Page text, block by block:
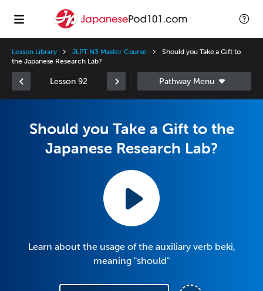
Lesson Library JLPT N3 Master Course
Should you Take a Gift to
the Japanese Research Lab?
Lesson 92
Should you Take a Gift to the
Japanese Research Lab?
Learn about the usage of the auxiliary verb beki,
meaning "should"